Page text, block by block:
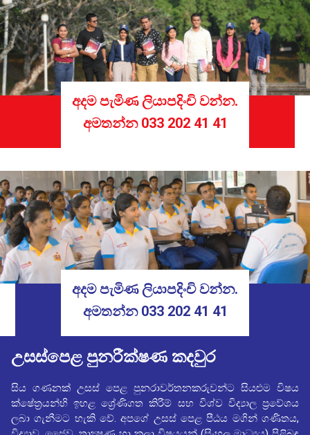
අදම පැමිණ ලියාපදිංචි වන්න.
අමතන්න 033 202 41 41
අදම පැමිණ ලියාපදිංචි වන්න.
අමතන්න 033 202 41 41
උසස්පෙළ පුනරීක්ෂණ කදවුර
සිය ගණනක් උසස් පෙළ පුනරාවර්තනකරුවන්ට සියළුම විෂය
ක්ෂේත්‍රයන්හි ඉහළ ශ්‍රේණිගත කිරීම් සහ විශ්ව විද්‍යාල ප්‍රවේශය
ලබා ගැනීමට හැකි වේ. අපගේ උසස් පෙළ පීඨය මගින් ගණිතය,